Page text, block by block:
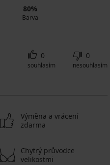
80%
Barva
0
souhlasím
0
nesouhlasím
Výměna a vrácení
zdarma
Chytrý průvodce
velikostmi